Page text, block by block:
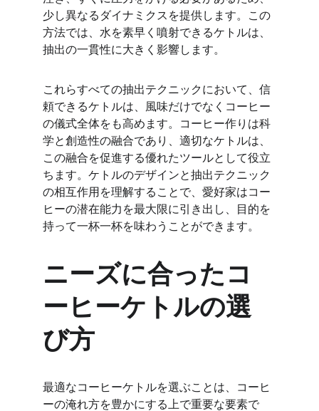
少し異なるダイナミクスを提供します。この
方法では、水を素早く噴射できるケトルは、
抽出の一貫性に大きく影響します。
これらすべての抽出テクニックにおいて、信
頼できるケトルは、風味だけでなくコーヒー
の儀式全体をも高めます。コーヒー作りは科
学と創造性の融合であり、適切なケトルは、
この融合を促進する優れたツールとして役立
ちます。ケトルのデザインと抽出テクニック
の相互作用を理解することで、愛好家はコー
ヒーの潜在能力を最大限に引き出し、目的を
持って一杯一杯を味わうことができます。
ニーズに合ったコ
ーヒーケトルの選
び方
最適なコーヒーケトルを選ぶことは、コーヒ
ーの淹れ方を豊かにする上で重要な要素で